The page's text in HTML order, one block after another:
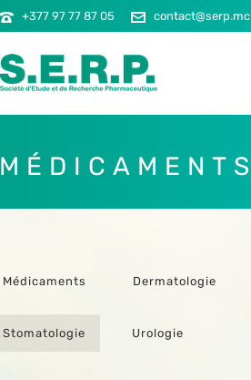
+377 97 77 87 05 contact@serp.mc
MÉDICAMENTS
Médicaments Dermatologie
Stomatologie Urologie